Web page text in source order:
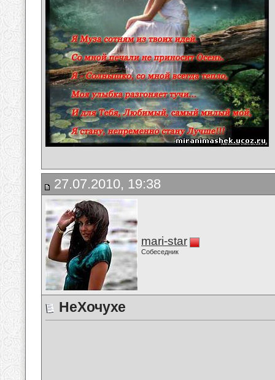
27.07.2010, 19:38
mari-star
Собеседник
НеХочухе